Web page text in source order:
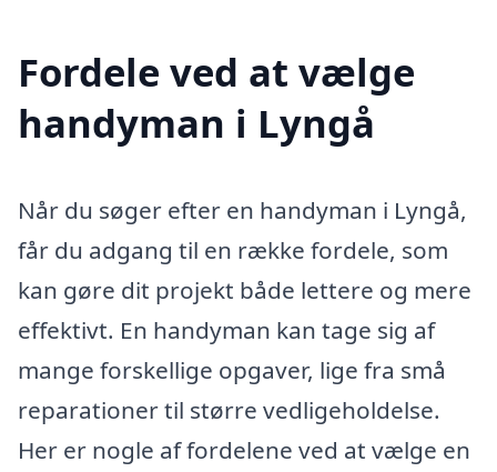
Fordele ved at vælge
handyman i Lyngå
Når du søger efter en handyman i Lyngå,
får du adgang til en række fordele, som
kan gøre dit projekt både lettere og mere
effektivt. En handyman kan tage sig af
mange forskellige opgaver, lige fra små
reparationer til større vedligeholdelse.
Her er nogle af fordelene ved at vælge en